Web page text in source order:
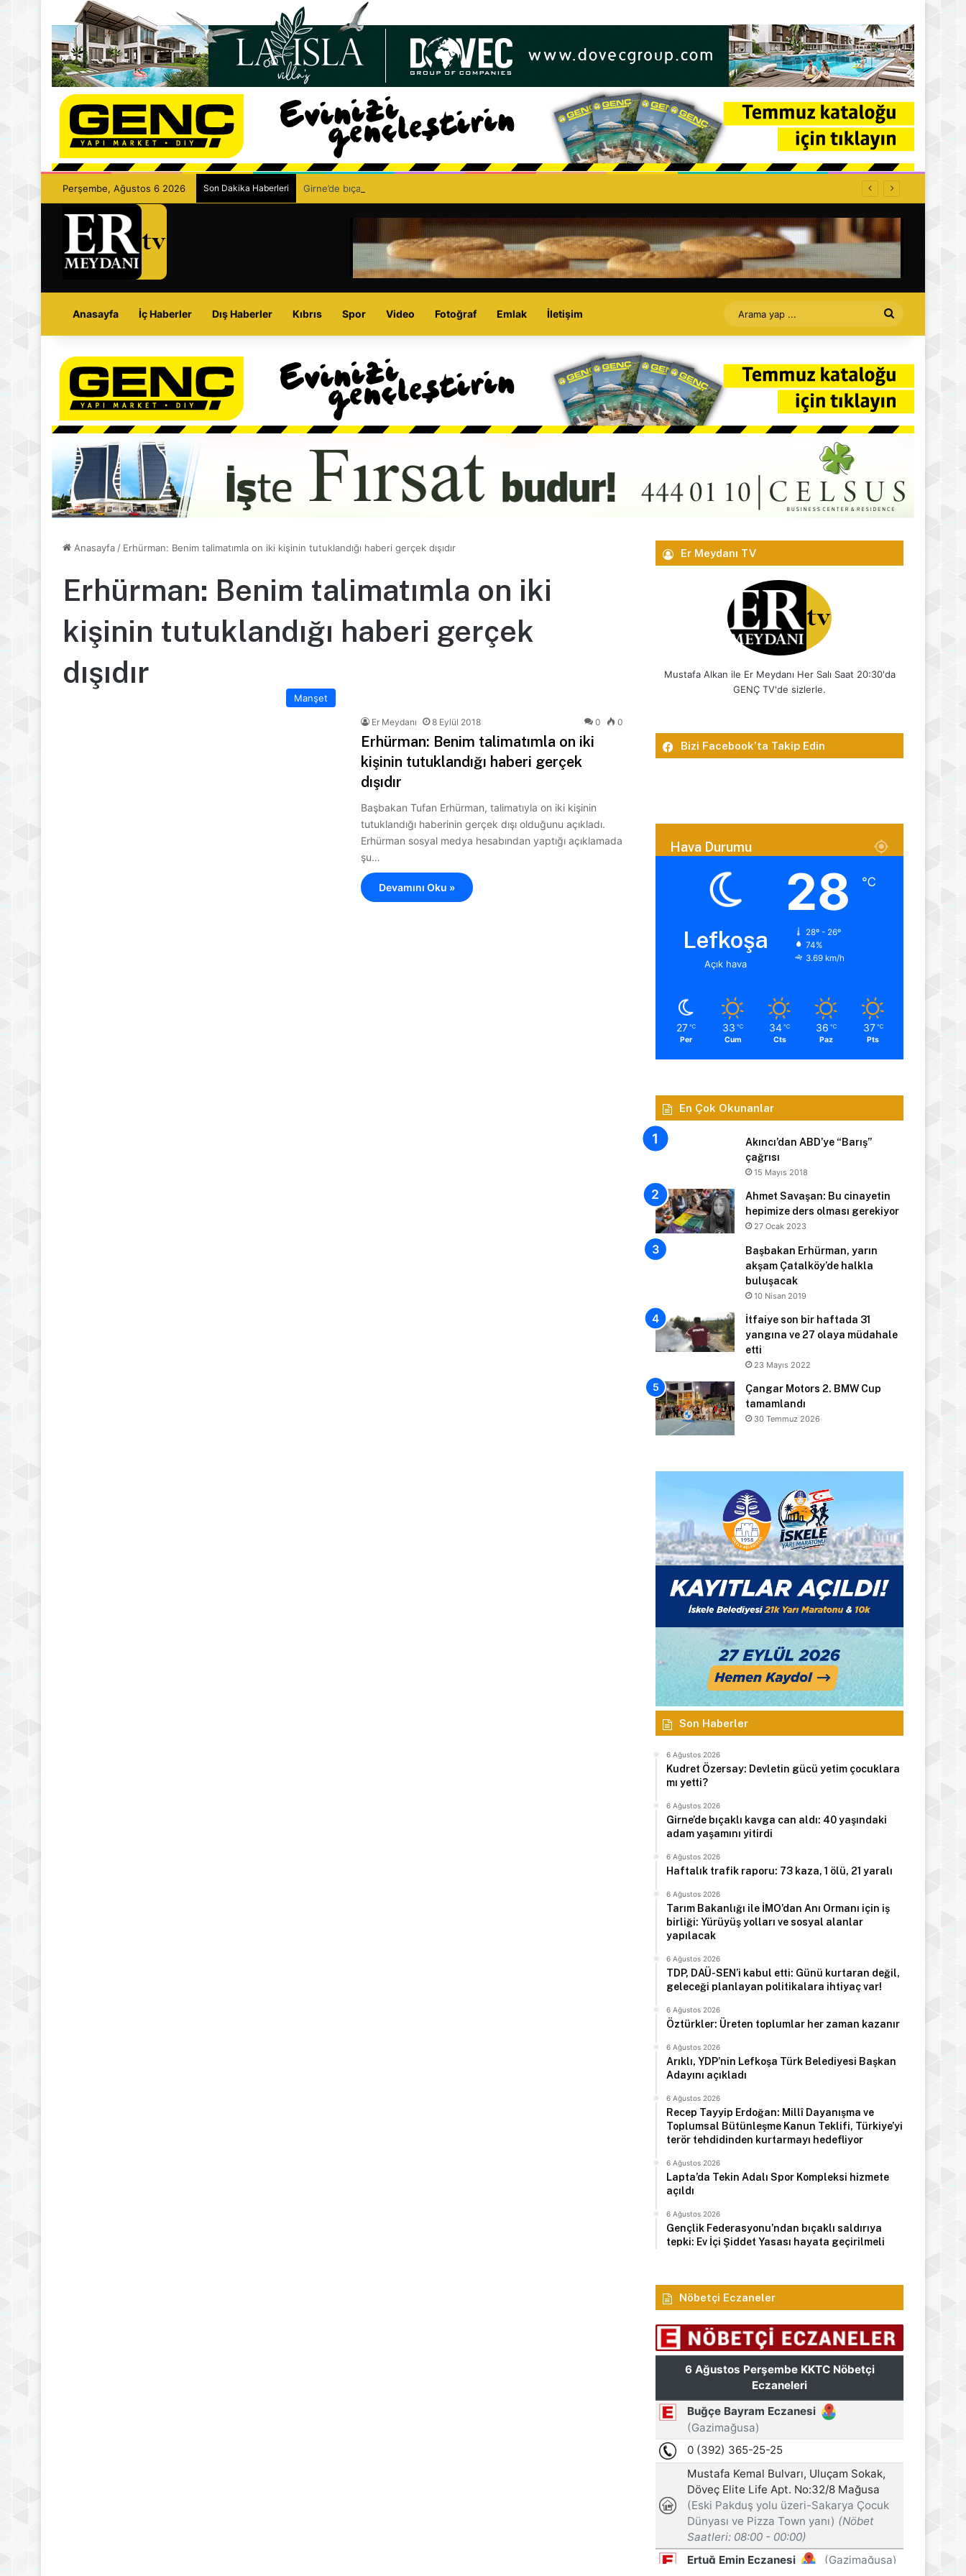
Perşembe, Ağustos 6 2026 Son Dakika Haberleri Girne’de bıçaklı kavga can aldı: 40 yaşındaki adam yaşamını yitirdi
Anasayfa İç Haberler Dış Haberler Kıbrıs Spor Video Fotoğraf Emlak İletişim
Arama
yap
...
Anasayfa/ Erhürman: Benim talimatımla on iki kişinin tutuklandığı haberi gerçek dışıdır
Erhürman: Benim talimatımla on iki
kişinin tutuklandığı haberi gerçek
dışıdır
Manşet
Er Meydanı 8 Eylül 2018 0 0
Erhürman: Benim talimatımla on iki
kişinin tutuklandığı haberi gerçek
dışıdır
Başbakan Tufan Erhürman, talimatıyla on iki kişinin
tutuklandığı haberinin gerçek dışı olduğunu açıkladı.
Erhürman sosyal medya hesabından yaptığı açıklamada
şu…
Devamını Oku »
Er Meydanı TV
Mustafa Alkan ile Er Meydanı Her Salı Saat 20:30'da
GENÇ TV'de sizlerle.
Bizi Facebook’ta Takip Edin
Hava Durumu
Lefkoşa
Açık hava
28 ℃
28º - 26º
74%
3.69 km/h
27 ℃
Per
33 ℃
Cum
34 ℃
Cts
36 ℃
Paz
37 ℃
Pts
En Çok Okunanlar
Akıncı’dan ABD’ye “Barış”
çağrısı
15 Mayıs 2018
Ahmet Savaşan: Bu cinayetin
hepimize ders olması gerekiyor
27 Ocak 2023
Başbakan Erhürman, yarın
akşam Çatalköy’de halkla
buluşacak
10 Nisan 2019
İtfaiye son bir haftada 31
yangına ve 27 olaya müdahale
etti
23 Mayıs 2022
Çangar Motors 2. BMW Cup
tamamlandı
30 Temmuz 2026
Son Haberler
6 Ağustos 2026
Kudret Özersay: Devletin gücü yetim çocuklara
mı yetti?
6 Ağustos 2026
Girne’de bıçaklı kavga can aldı: 40 yaşındaki
adam yaşamını yitirdi
6 Ağustos 2026
Haftalık trafik raporu: 73 kaza, 1 ölü, 21 yaralı
6 Ağustos 2026
Tarım Bakanlığı ile İMO’dan Anı Ormanı için iş
birliği: Yürüyüş yolları ve sosyal alanlar
yapılacak
6 Ağustos 2026
TDP, DAÜ-SEN’i kabul etti: Günü kurtaran değil,
geleceği planlayan politikalara ihtiyaç var!
6 Ağustos 2026
Öztürkler: Üreten toplumlar her zaman kazanır
6 Ağustos 2026
Arıklı, YDP’nin Lefkoşa Türk Belediyesi Başkan
Adayını açıkladı
6 Ağustos 2026
Recep Tayyip Erdoğan: Millî Dayanışma ve
Toplumsal Bütünleşme Kanun Teklifi, Türkiye’yi
terör tehdidinden kurtarmayı hedefliyor
6 Ağustos 2026
Lapta’da Tekin Adalı Spor Kompleksi hizmete
açıldı
6 Ağustos 2026
Gençlik Federasyonu’ndan bıçaklı saldırıya
tepki: Ev İçi Şiddet Yasası hayata geçirilmeli
Nöbetçi Eczaneler